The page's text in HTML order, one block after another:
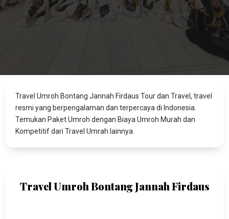
Travel Umroh Bontang Jannah Firdaus Tour dan Travel, travel
resmi yang berpengalaman dan terpercaya di Indonesia.
Temukan Paket Umroh dengan Biaya Umroh Murah dan
Kompetitif dari Travel Umrah lainnya.
Travel Umroh Bontang Jannah Firdaus